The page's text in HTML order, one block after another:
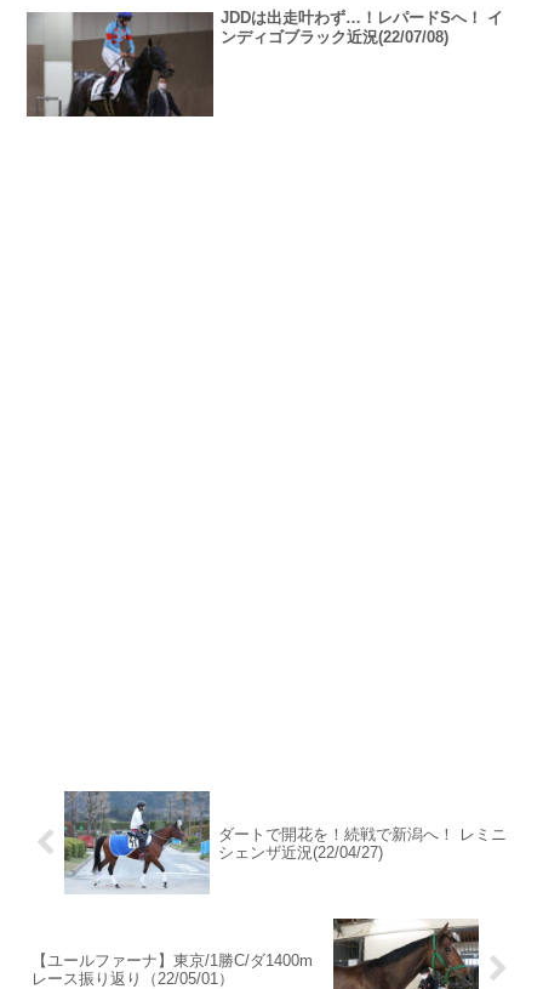
JDDは出走叶わず…！レパードSへ！ イ
ンディゴブラック近況(22/07/08)
ダートで開花を！続戦で新潟へ！ レミニ
シェンザ近況(22/04/27)
【ユールファーナ】東京/1勝C/ダ1400m
レース振り返り（22/05/01）